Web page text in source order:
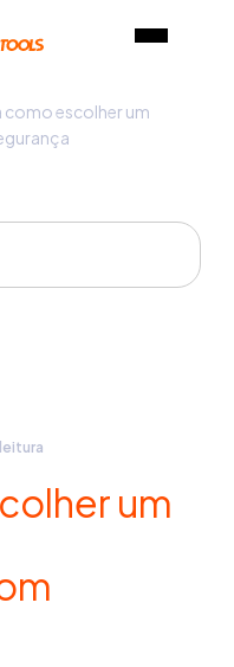
como escolher um
um